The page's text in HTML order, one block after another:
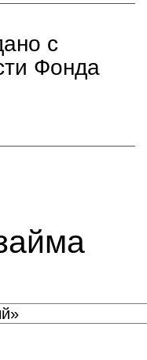
с
Фонда